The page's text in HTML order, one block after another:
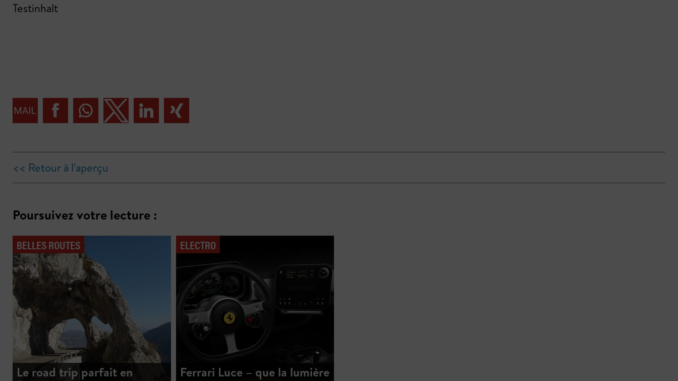
Testinhalt
<< Retour à l'aperçu
Poursuivez votre lecture :
BELLES ROUTES
Le road trip parfait en
ELECTRO
Ferrari Luce – que la lumière